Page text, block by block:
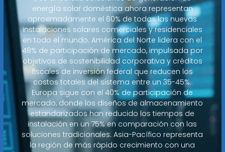
energía solar doméstica ahora representan
aproximadamente el 60% de todas las nuevas
instalaciones solares comerciales y residenciales
en todo el mundo. América del Norte lidera con el
48% de participación de mercado, impulsada por
objetivos de sostenibilidad corporativa y créditos
fiscales de inversión federal que reducen los
costos totales del sistema entre un 35-45%.
Europa sigue con el 40% de participación de
mercado, donde los diseños de almacenamiento
estandarizados han reducido los tiempos de
instalación en un 75% en comparación con las
soluciones tradicionales. Asia-Pacífico representa
la región de más rápido crecimiento con una